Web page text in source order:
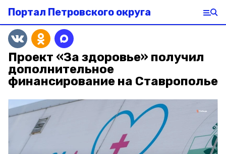
Портал Петровского округа
Проект «За здоровье» получил
дополнительное
финансирование на Ставрополье